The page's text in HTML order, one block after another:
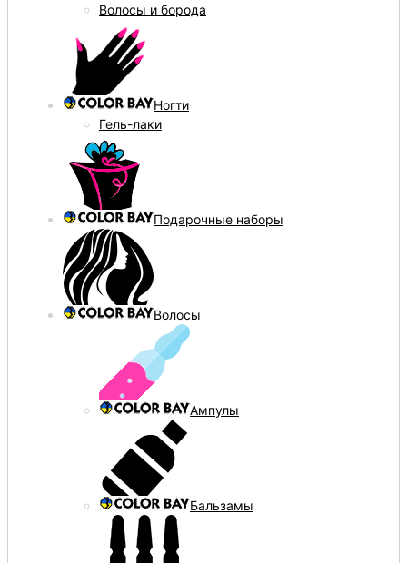
Волосы и борода
Ногти
Гель-лаки
Подарочные наборы
Волосы
Ампулы
Бальзамы